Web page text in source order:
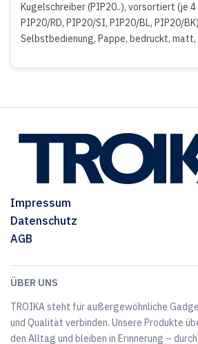
Kugelschreiber (PIP20..), vorsortiert (je 4
PIP20/RD, PIP20/SI, PIP20/BL, PIP20/
Selbstbedienung, Pappe, bedruckt,
Impressum
Datenschutz
AGB
ÜBER UNS
TROIKA steht für außergewöhnliche
und Qualität verbinden. Unsere Produkte
den Alltag und bleiben in Erinnerung –